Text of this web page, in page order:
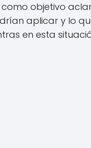
objetivo
aplicar y lo
en esta